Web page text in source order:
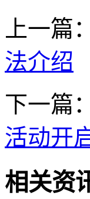
上一篇：
法介绍
下一篇：
活动开
相关资